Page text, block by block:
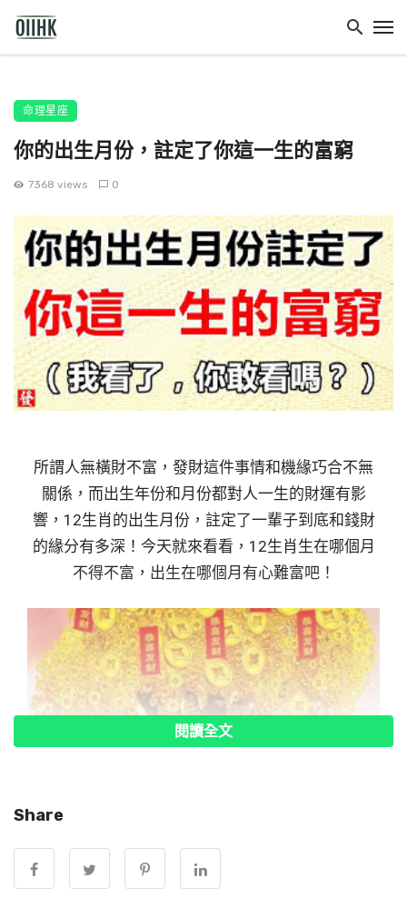
命理星座
你的出生月份，註定了你這一生的富窮
7368 views 0
所謂人無橫財不富，發財這件事情和機緣巧合不無
關係，而出生年份和月份都對人一生的財運有影
響，12生肖的出生月份，註定了一輩子到底和錢財
的緣分有多深！今天就來看看，12生肖生在哪個月
不得不富，出生在哪個月有心難富吧！
閱讀全文
Share